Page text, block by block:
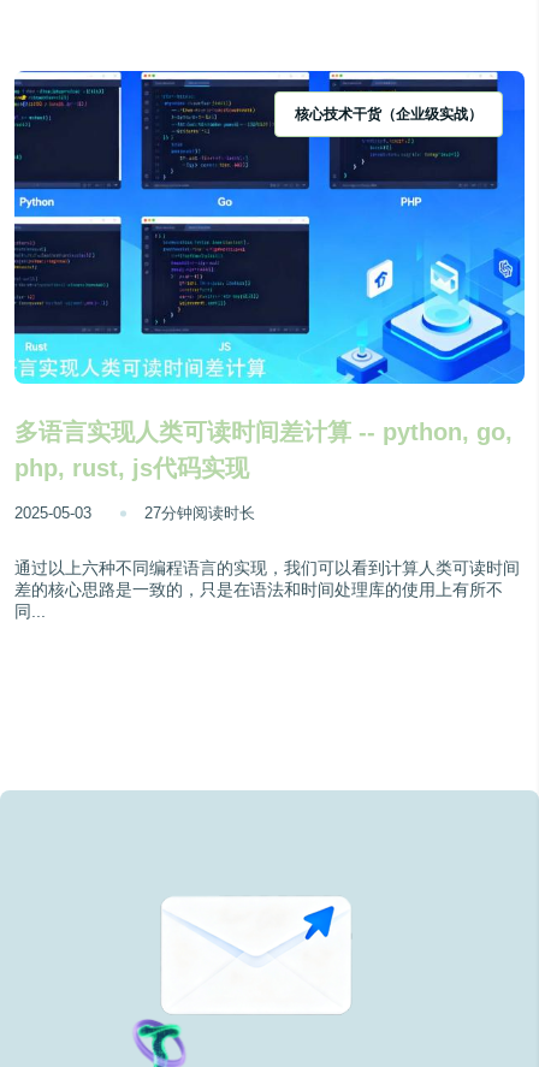
核心技术干货（企业级实战）
多语言实现人类可读时间差计算 -- python, go,
php, rust, js代码实现
2025-05-03 27分钟阅读时长
通过以上六种不同编程语言的实现，我们可以看到计算人类可读时间
差的核心思路是一致的，只是在语法和时间处理库的使用上有所不
同...